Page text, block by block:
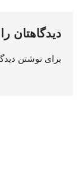
دیدگاهتان
برای نوشتن